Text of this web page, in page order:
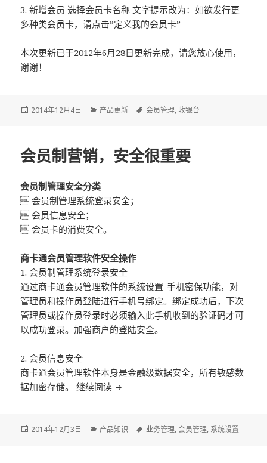
3. 新增会员 选择会员卡名称 文字提示改为：如欲发行更
多种类会员卡，请点击”定义我的会员卡”
本次更新已于2012年6月28日更新完成，请您放心使用，
谢谢！
Posted
2014年12月4日 Categories
产品更新 Tags
会员管理, 收银台
会员制营销，安全很重要
会员制管理安全分类
 会员制管理系统登录安全；
 会员信息安全；
 会员卡的消费安全。
商卡通会员管理软件安全操作
1. 会员制管理系统登录安全
通过商卡通会员管理软件的系统设置-手机密保功能，对
管理员和操作员登陆进行手机号绑定。绑定成功后，下次
管理员或操作员登录时必须输入此手机收到的验证码才可
以成功登录。加强商户的登陆安全。
2. 会员信息安全
商卡通会员管理软件本身是金融级数据安全，所有敏感数
据加密存储。继续阅读 会员制营销，安全很重要
Posted
2014年12月3日 Categories
产品知识 Tags
业务管理,会员管理, 系统设置